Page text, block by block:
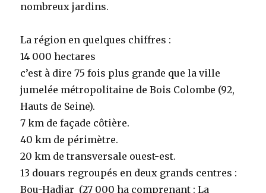
nombreux jardins.
La région en quelques chiffres :
14 000 hectares
c’est à dire 75 fois plus grande que la ville
jumelée métropolitaine de Bois Colombe (92,
Hauts de Seine).
7 km de façade côtière.
40 km de périmètre.
20 km de transversale ouest-est.
13 douars regroupés en deux grands centres :
Bou-Hadjar (27 000 ha comprenant : La